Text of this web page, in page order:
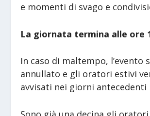
e momenti di svago e
La giornata termina alle ore
In caso di maltempo, l’evento
annullato e gli oratori estivi
avvisati nei giorni antecedenti